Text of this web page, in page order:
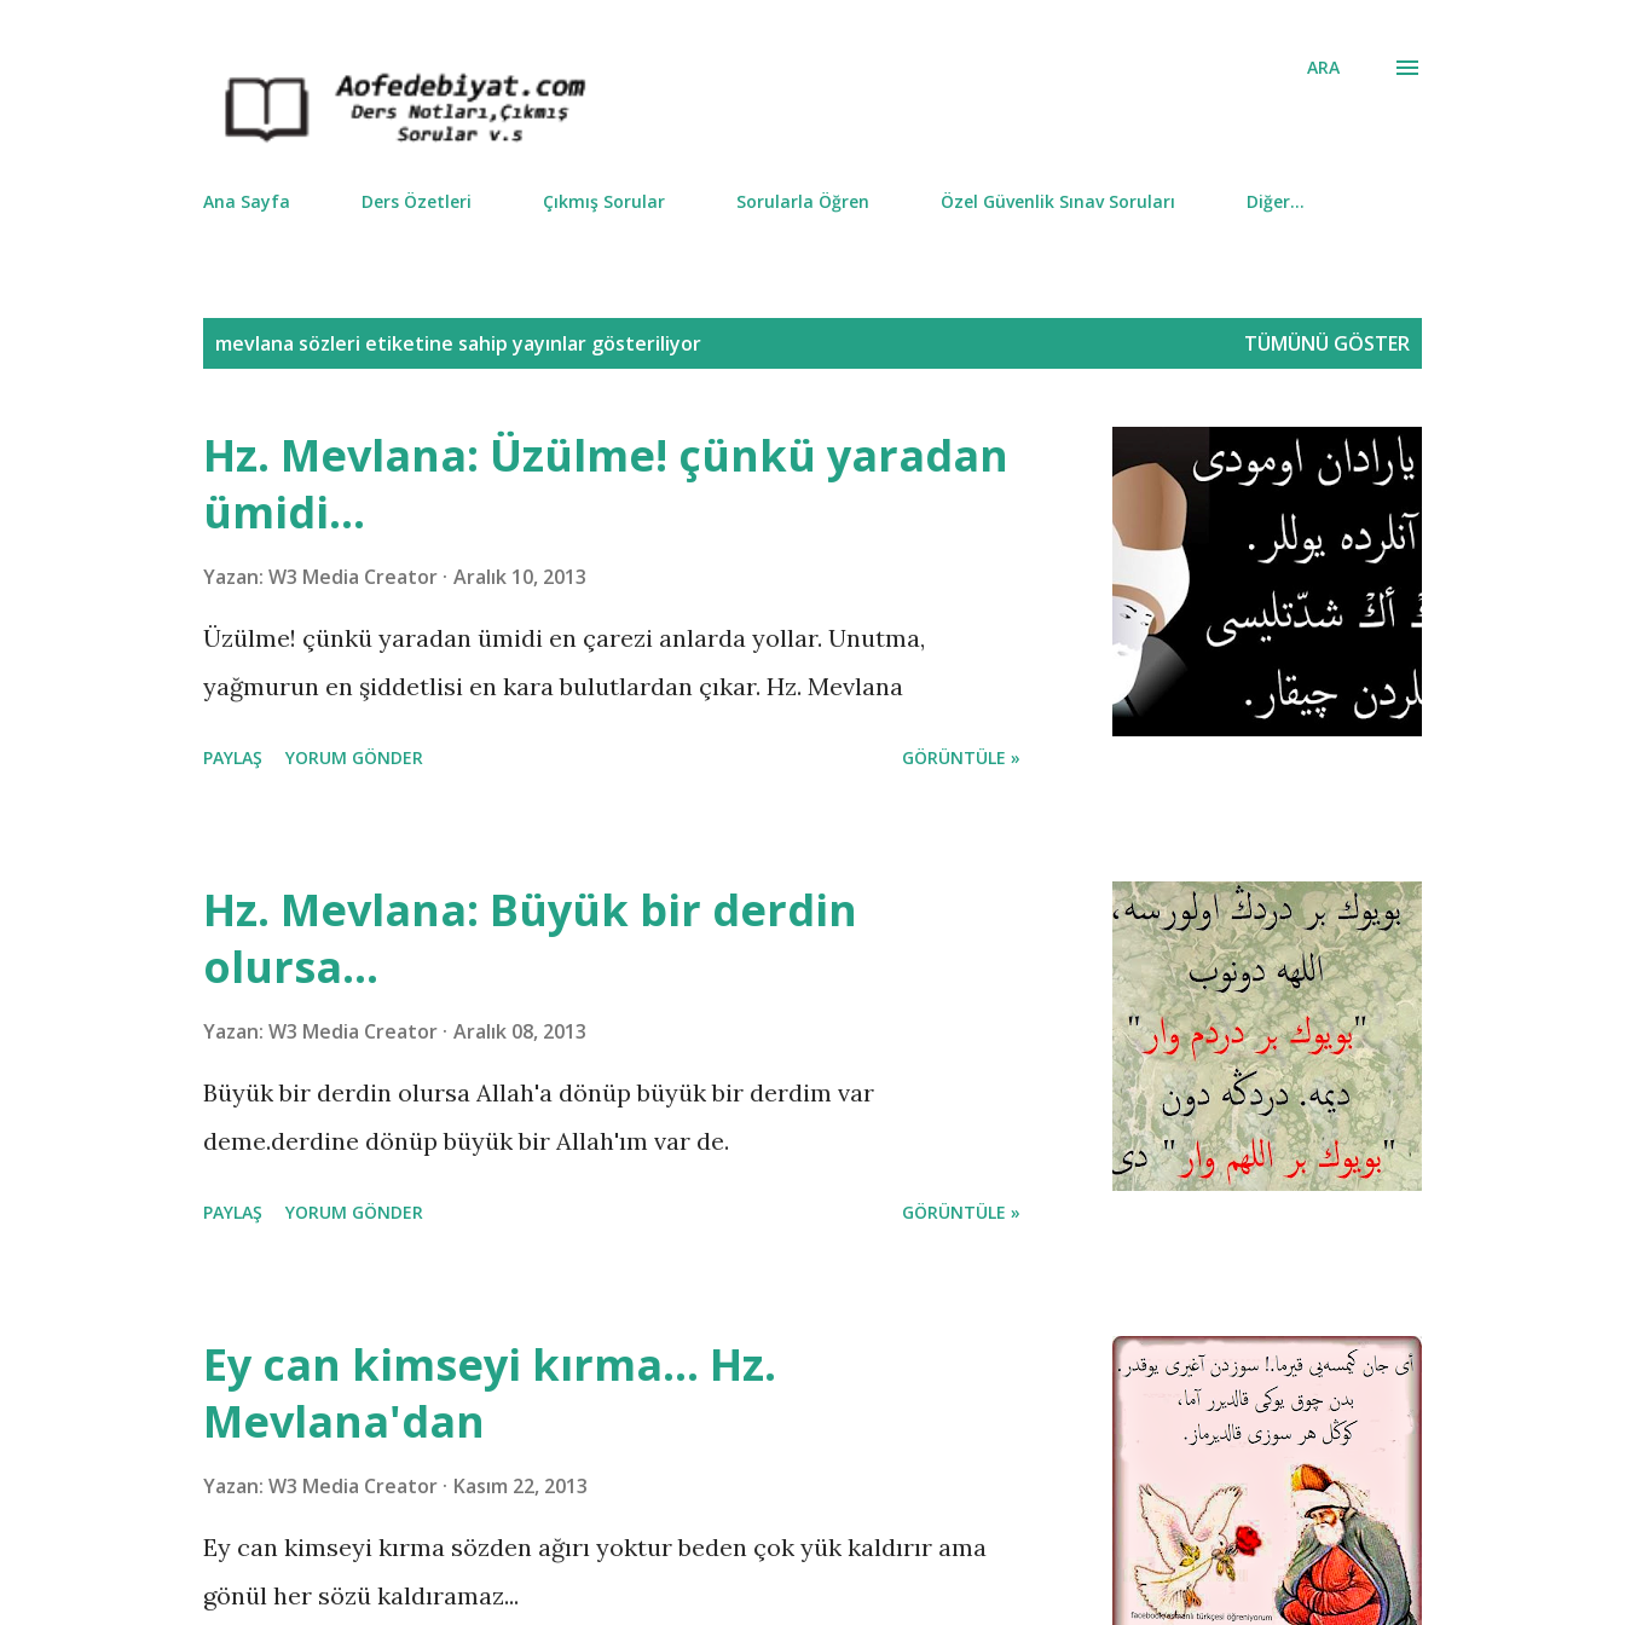
ARA
Ana Sayfa Ders Özetleri Çıkmış Sorular Sorularla Öğren Özel Güvenlik Sınav Soruları Diğer…
mevlana sözleri etiketine sahip yayınlar gösteriliyor TÜMÜNÜ GÖSTER
Hz. Mevlana: Üzülme! çünkü yaradan
ümidi...
Yazan: W3 Media Creator Aralık 10, 2013
Üzülme! çünkü yaradan ümidi en çarezi anlarda yollar. Unutma,
yağmurun en şiddetlisi en kara bulutlardan çıkar. Hz. Mevlana
PAYLAŞ YORUM GÖNDER GÖRÜNTÜLE »
Hz. Mevlana: Büyük bir derdin
olursa...
Yazan: W3 Media Creator Aralık 08, 2013
Büyük bir derdin olursa Allah'a dönüp büyük bir derdim var
deme.derdine dönüp büyük bir Allah'ım var de.
PAYLAŞ YORUM GÖNDER GÖRÜNTÜLE »
Ey can kimseyi kırma... Hz.
Mevlana'dan
Yazan: W3 Media Creator Kasım 22, 2013
Ey can kimseyi kırma sözden ağırı yoktur beden çok yük kaldırır ama
gönül her sözü kaldıramaz...